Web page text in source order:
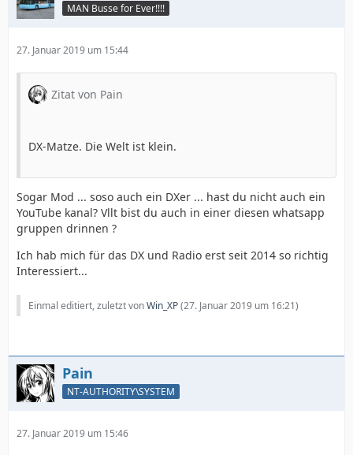
MAN Busse for Ever!!!!
27. Januar 2019 um 15:44
Zitat von Pain
DX-Matze. Die Welt ist klein.
Sogar Mod ... soso auch ein DXer ... hast du nicht auch ein
YouTube kanal? Vllt bist du auch in einer diesen whatsapp
gruppen drinnen ?
Ich hab mich für das DX und Radio erst seit 2014 so richtig
Interessiert...
Einmal editiert, zuletzt vonWin_XP(27. Januar 2019 um 16:21)
Pain
NT-AUTHORITY\SYSTEM
27. Januar 2019 um 15:46